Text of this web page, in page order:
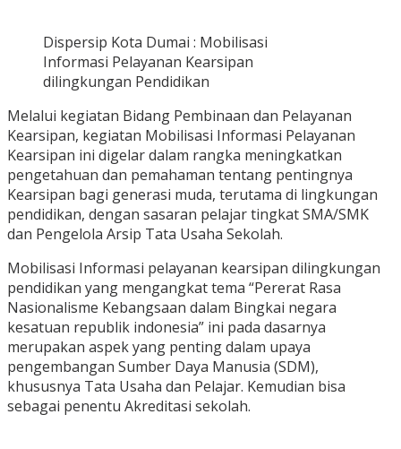
Dispersip Kota Dumai : Mobilisasi
Informasi Pelayanan Kearsipan
dilingkungan Pendidikan
Melalui kegiatan Bidang Pembinaan dan Pelayanan
Kearsipan, kegiatan Mobilisasi Informasi Pelayanan
Kearsipan ini digelar dalam rangka meningkatkan
pengetahuan dan pemahaman tentang pentingnya
Kearsipan bagi generasi muda, terutama di lingkungan
pendidikan, dengan sasaran pelajar tingkat SMA/SMK
dan Pengelola Arsip Tata Usaha Sekolah.
Mobilisasi Informasi pelayanan kearsipan dilingkungan
pendidikan yang mengangkat tema “Pererat Rasa
Nasionalisme Kebangsaan dalam Bingkai negara
kesatuan republik indonesia” ini pada dasarnya
merupakan aspek yang penting dalam upaya
pengembangan Sumber Daya Manusia (SDM),
khususnya Tata Usaha dan Pelajar. Kemudian bisa
sebagai penentu Akreditasi sekolah.